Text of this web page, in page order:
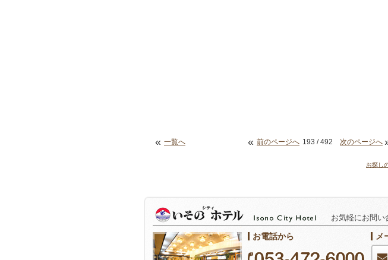
« 一覧へ « 前のページへ 193 / 492 次のページへ
お探し
お気軽にお問い
お電話から メ